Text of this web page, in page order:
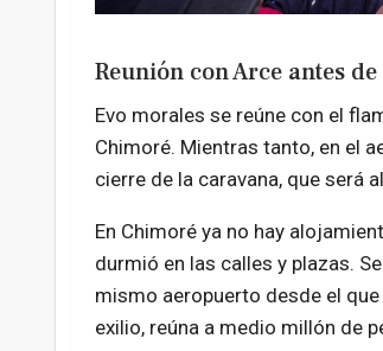
Reunión con Arce antes
Evo morales se reúne con el
Chimoré. Mientras tanto, en el
cierre de la caravana, que será
En Chimoré ya no hay
durmió en las calles y plazas.
mismo aeropuerto desde el
exilio, reúna a medio millón de